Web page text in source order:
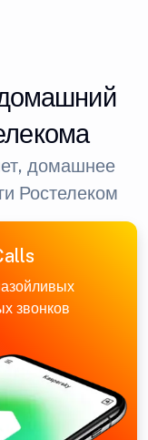
домашнее
Ростелеком
звонков